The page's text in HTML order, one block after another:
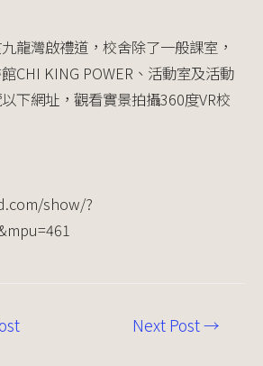
龍灣啟禮道，校舍除了一般課室，
CHI KING POWER、活動室及活動
下網址，觀看實景拍攝360度VR校
show/?
Next Post→